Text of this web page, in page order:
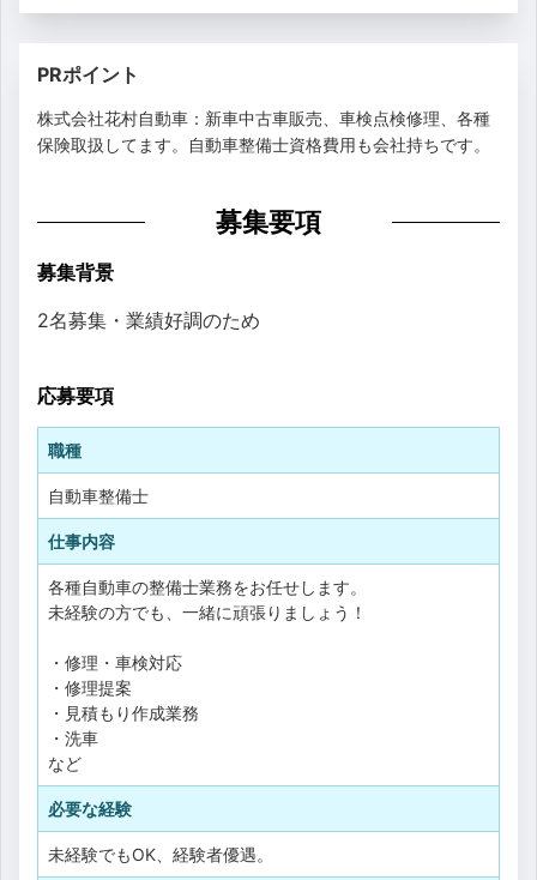
PRポイント
株式会社花村自動車：新車中古車販売、車検点検修理、各種
保険取扱してます。自動車整備士資格費用も会社持ちです。
募集要項
募集背景
2名募集・業績好調のため
応募要項
職種
自動車整備士
仕事内容
各種自動車の整備士業務をお任せします。
未経験の方でも、一緒に頑張りましょう！
・修理・車検対応
・修理提案
・見積もり作成業務
・洗車
など
必要な経験
未経験でもOK、経験者優遇。